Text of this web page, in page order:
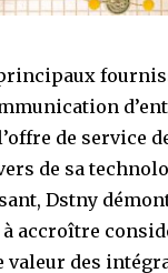
de service
de sa
Dstny
accroître
des